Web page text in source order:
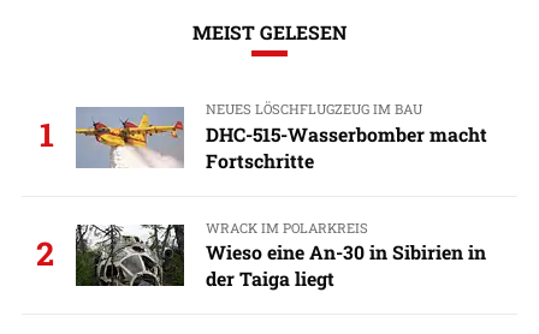
MEIST GELESEN
1
NEUES LÖSCHFLUGZEUG IM BAU
DHC-515-Wasserbomber macht
Fortschritte
2
WRACK IM POLARKREIS
Wieso eine An-30 in Sibirien in
der Taiga liegt